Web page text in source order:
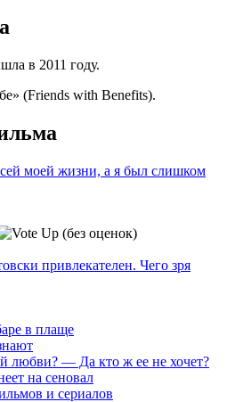
в 2011 году.
(Friends with Benefits).
моей жизни, а я был слишком
(без оценок)
привлекателен. Чего зря
в плаще
любви? — Да кто ж ее не хочет?
на сеновал
и сериалов